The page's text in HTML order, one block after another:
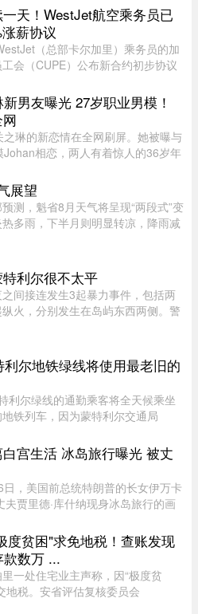
滥用了自己的权力”，其行为缺乏
天！WestJet航空乘务员已
薪协议
（总部卡尔加里）乘务员的加
会（CUPE）公布新合约初步协议
面工作也获补偿；休息时间增加；
上调；其他一系 ...
男友曝光 27岁职业男模！
琳的新恋情在全网刷屏。她被曝与
相恋，两人有着惊人的36岁年
的关之琳却始终保持沉默，既不承
份淡定态度， ...
展望
测，魁省8月天气将呈现“两段式”变
多雨，下半月则明显转凉，降雨减
气温则略低 ...
利尔很不太平
间接连发生3起暴力事件，包括两
火，分别发生在岛屿东西两侧。警
一名嫌疑人 ...
利尔地铁绿线将使用最老旧的
利尔绿线的通勤乘客将全天候乘坐
铁列车，因为蒙特利尔交通局
延长线通车时，STM 将把现代化
绿线调往蓝线。作为 ...
宫生活 冰岛旅行曝光 被丈
日，美国前总统特朗普的长女伊万卡
夫贾里德·库什纳现身冰岛旅行的画
里德来了一个“公主抱”，两个人就
般。现 ...
度贫困"求免地税！查账发现
数万 ...
一处住宅业主声称，因“极度贫
地税。安省评估复核委员会